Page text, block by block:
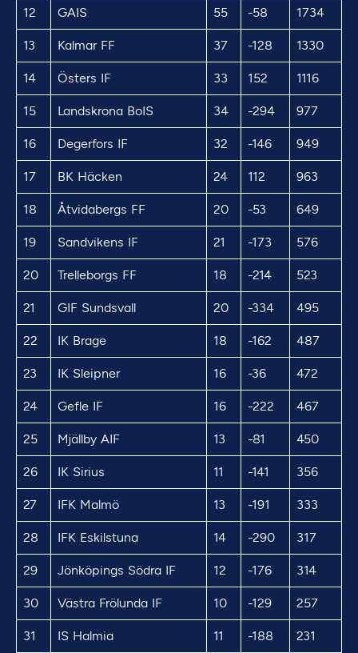
12 GAIS 55 -58 1734
13 Kalmar FF 37 -128 1330
14 Östers IF 33 152 1116
15 Landskrona BoIS 34 -294 977
16 Degerfors IF 32 -146 949
17 BK Häcken 24 112 963
18 Åtvidabergs FF 20 -53 649
19 Sandvikens IF 21 -173 576
20 Trelleborgs FF 18 -214 523
21 GIF Sundsvall 20 -334 495
22 IK Brage 18 -162 487
23 IK Sleipner 16 -36 472
24 Gefle IF 16 -222 467
25 Mjällby AIF 13 -81 450
26 IK Sirius 11 -141 356
27 IFK Malmö 13 -191 333
28 IFK Eskilstuna 14 -290 317
29 Jönköpings Södra IF 12 -176 314
30 Västra Frölunda IF 10 -129 257
31 IS Halmia 11 -188 231